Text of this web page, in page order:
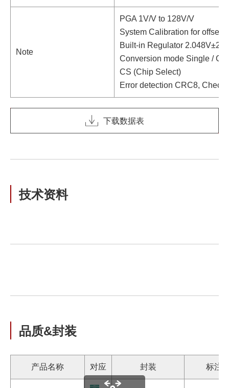
Note
PGA 1V/V to 128V/V
System Calibration for offset
Built-in Regulator
Conversion mode Single /
CS (Chip Select)
Error detection CRC8, Check
下载数据表
技术资料
品质&封装
产品名称 对应 封装 标注